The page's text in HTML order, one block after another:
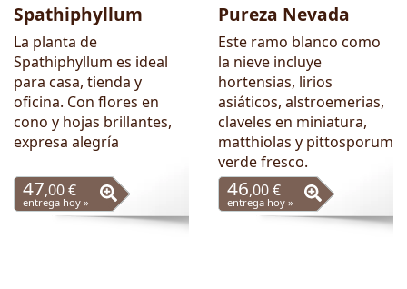
Spathiphyllum
La planta de
Spathiphyllum es ideal
para casa, tienda y
oficina. Con flores en
cono y hojas brillantes,
expresa alegría
47,00 €
entrega hoy »
Pureza Nevada
Este ramo blanco como
la nieve incluye
hortensias, lirios
asiáticos, alstroemerias,
claveles en miniatura,
matthiolas y pittosporum
verde fresco.
46,00 €
entrega hoy »